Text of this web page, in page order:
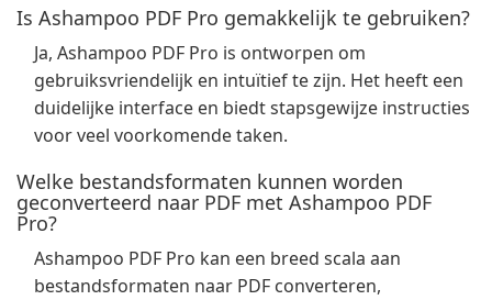
Is Ashampoo PDF Pro gemakkelijk te gebruiken?
Ja, Ashampoo PDF Pro is ontworpen om
gebruiksvriendelijk en intuïtief te zijn. Het heeft een
duidelijke interface en biedt stapsgewijze instructies
voor veel voorkomende taken.
Welke bestandsformaten kunnen worden
geconverteerd naar PDF met Ashampoo PDF
Pro?
Ashampoo PDF Pro kan een breed scala aan
bestandsformaten naar PDF converteren,